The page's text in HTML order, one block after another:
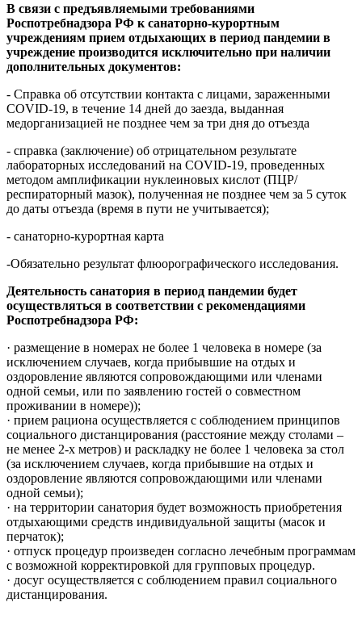
В связи с предъявляемыми требованиями
Роспотребнадзора РФ к санаторно-курортным
учреждениям прием отдыхающих в период пандемии в
учреждение производится исключительно при наличии
дополнительных документов:
- Справка об отсутствии контакта с лицами, зараженными
COVID-19, в течение 14 дней до заезда, выданная
медорганизацией не позднее чем за три дня до отъезда
- справка (заключение) об отрицательном результате
лабораторных исследований на COVID-19, проведенных
методом амплификации нуклеиновых кислот (ПЦР/
респираторный мазок), полученная не позднее чем за 5 суток
до даты отъезда (время в пути не учитывается);
- санаторно-курортная карта
-Обязательно результат флюорографического исследования.
Деятельность санатория в период пандемии будет
осуществляться в соответствии с рекомендациями
Роспотребнадзора РФ:
· размещение в номерах не более 1 человека в номере (за
исключением случаев, когда прибывшие на отдых и
оздоровление являются сопровождающими или членами
одной семьи, или по заявлению гостей о совместном
проживании в номере));
· прием рациона осуществляется с соблюдением принципов
социального дистанцирования (расстояние между столами –
не менее 2-х метров) и раскладку не более 1 человека за стол
(за исключением случаев, когда прибывшие на отдых и
оздоровление являются сопровождающими или членами
одной семьи);
· на территории санатория будет возможность приобретения
отдыхающими средств индивидуальной защиты (масок и
перчаток);
· отпуск процедур произведен согласно лечебным программам
с возможной корректировкой для групповых процедур.
· досуг осуществляется с соблюдением правил социального
дистанцирования.